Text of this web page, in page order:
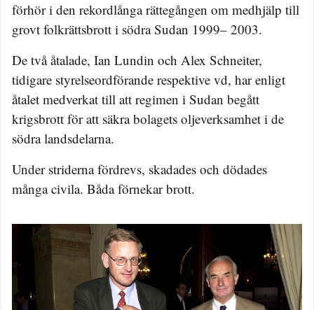
förhör i den rekordlånga rättegången om medhjälp till
grovt folkrättsbrott i södra Sudan 1999– 2003.
De två åtalade, Ian Lundin och Alex Schneiter,
tidigare styrelseordförande respektive vd, har enligt
åtalet medverkat till att regimen i Sudan begått
krigsbrott för att säkra bolagets oljeverksamhet i de
södra landsdelarna.
Under striderna fördrevs, skadades och dödades
många civila. Båda förnekar brott.